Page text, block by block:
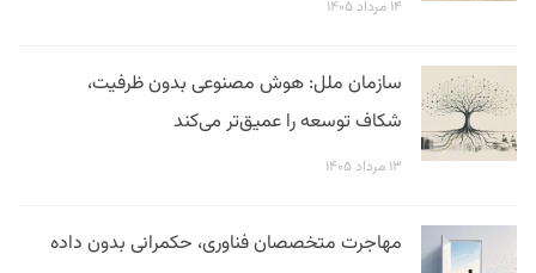
۱۴ مرداد ۱۴۰۵
سازمان ملل: هوش مصنوعی بدون ظرفیت،
شکاف توسعه را عمیق‌تر می‌کند
۱۳ مرداد ۱۴۰۵
مهاجرت متخصصان فناوری، حکمرانی بدون داده